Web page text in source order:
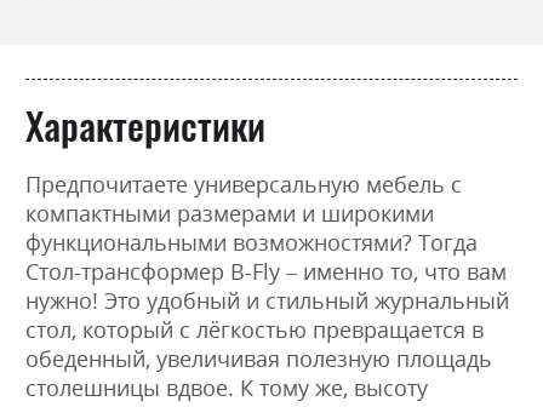
Характеристики
Предпочитаете универсальную мебель с
компактными размерами и широкими
функциональными возможностями? Тогда
Стол-трансформер B-Fly – именно то, что вам
нужно! Это удобный и стильный журнальный
стол, который с лёгкостью превращается в
обеденный, увеличивая полезную площадь
столешницы вдвое. К тому же, высоту